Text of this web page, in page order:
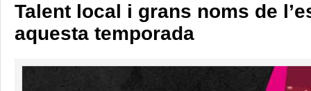
Talent local i grans noms de
aquesta temporada